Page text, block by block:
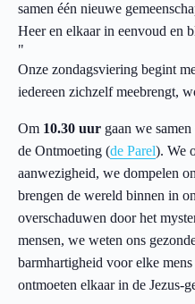
samen één nieuwe
Heer en elkaar in eenvoud en
Onze zondagsviering begint
iedereen zichzelf meebrengt,
Om 10.30 uur gaan we
de Ontmoeting (de Parel). We
aanwezigheid, we dompelen
brengen de wereld binnen in
overschaduwen door het
mensen, we weten ons
barmhartigheid voor elke
ontmoeten elkaar in de Jezus-